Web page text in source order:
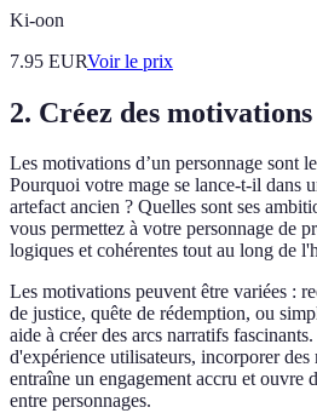
Ki-oon
7.95 EURVoir le prix
2. Créez des
Les motivations d’un personnage sont
Pourquoi votre mage se lance-t-il dans
artefact ancien ? Quelles sont ses
vous permettez à votre personnage de
logiques et cohérentes tout au long de
Les motivations peuvent être variées :
de justice, quête de rédemption, ou
aide à créer des arcs narratifs
d'expérience utilisateurs, incorporer
entraîne un engagement accru et ouvre
entre personnages.